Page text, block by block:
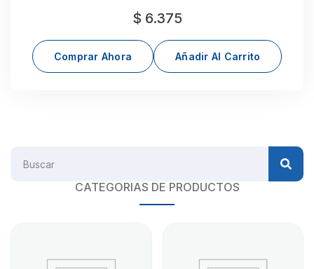
$ 6.375
Comprar Ahora Añadir Al Carrito
CATEGORIAS DE PRODUCTOS